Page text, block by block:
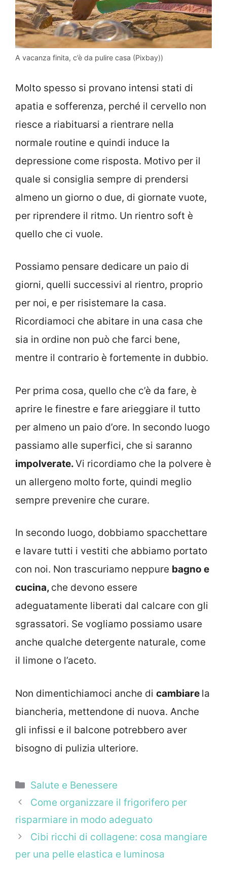
A vacanza finita, c’è da pulire casa (Pixbay))
Molto spesso si provano intensi stati di
apatia e sofferenza, perché il cervello non
riesce a riabituarsi a rientrare nella
normale routine e quindi induce la
depressione come risposta. Motivo per il
quale si consiglia sempre di prendersi
almeno un giorno o due, di giornate vuote,
per riprendere il ritmo. Un rientro soft è
quello che ci vuole.
Possiamo pensare dedicare un paio di
giorni, quelli successivi al rientro, proprio
per noi, e per risistemare la casa.
Ricordiamoci che abitare in una casa che
sia in ordine non può che farci bene,
mentre il contrario è fortemente in dubbio.
Per prima cosa, quello che c’è da fare, è
aprire le finestre e fare arieggiare il tutto
per almeno un paio d’ore. In secondo luogo
passiamo alle superfici, che si saranno
impolverate.Vi ricordiamo che la polvere è
un allergeno molto forte, quindi meglio
sempre prevenire che curare.
In secondo luogo, dobbiamo spacchettare
e lavare tutti i vestiti che abbiamo portato
con noi. Non trascuriamo neppure bagno e
cucina, che devono essere
adeguatamente liberati dal calcare con gli
sgrassatori. Se vogliamo possiamo usare
anche qualche detergente naturale, come
il limone o l’aceto.
Non dimentichiamoci anche di cambiare la
biancheria, mettendone di nuova. Anche
gli infissi e il balcone potrebbero aver
bisogno di pulizia ulteriore.
Categorie
Salute e Benessere
Come organizzare il frigorifero per
risparmiare in modo adeguato
Cibi ricchi di collagene: cosa mangiare
per una pelle elastica e luminosa